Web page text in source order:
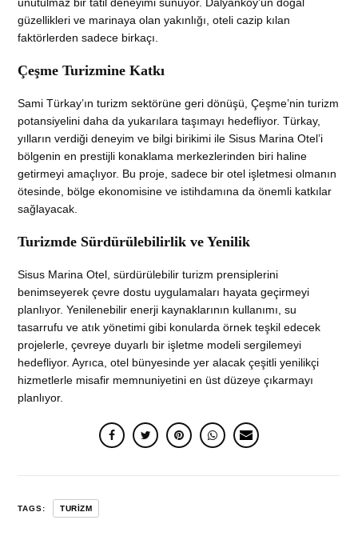
unutulmaz bir tatil deneyimi sunuyor. Dalyanköy’ün doğal
güzellikleri ve marinaya olan yakınlığı, oteli cazip kılan
faktörlerden sadece birkaçı.
Çeşme Turizmine Katkı
Sami Türkay’ın turizm sektörüne geri dönüşü, Çeşme’nin turizm
potansiyelini daha da yukarılara taşımayı hedefliyor. Türkay,
yılların verdiği deneyim ve bilgi birikimi ile Sisus Marina Otel’i
bölgenin en prestijli konaklama merkezlerinden biri haline
getirmeyi amaçlıyor. Bu proje, sadece bir otel işletmesi olmanın
ötesinde, bölge ekonomisine ve istihdamına da önemli katkılar
sağlayacak.
Turizmde Sürdürülebilirlik ve Yenilik
Sisus Marina Otel, sürdürülebilir turizm prensiplerini
benimseyerek çevre dostu uygulamaları hayata geçirmeyi
planlıyor. Yenilenebilir enerji kaynaklarının kullanımı, su
tasarrufu ve atık yönetimi gibi konularda örnek teşkil edecek
projelerle, çevreye duyarlı bir işletme modeli sergilemeyi
hedefliyor. Ayrıca, otel bünyesinde yer alacak çeşitli yenilikçi
hizmetlerle misafir memnuniyetini en üst düzeye çıkarmayı
planlıyor.
TAGS: TURIZM